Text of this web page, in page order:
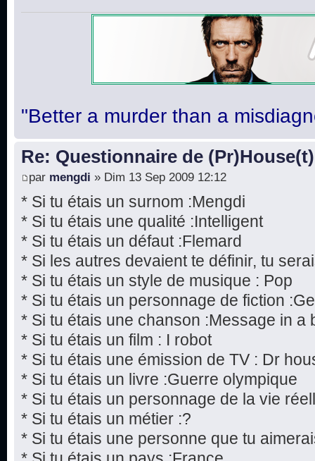
"Better a murder than a
Re: Questionnaire de (Pr)House(t)
par mengdi » Dim 13 Sep 2009 12:12
* Si tu étais un surnom :Mengdi
* Si tu étais une qualité :Intelligent
* Si tu étais un défaut :Flemard
* Si les autres devaient te définir, tu
* Si tu étais un style de musique : Pop
* Si tu étais un personnage de fiction
* Si tu étais une chanson :Message in a
* Si tu étais un film : I robot
* Si tu étais une émission de TV : Dr
* Si tu étais un livre :Guerre olympique
* Si tu étais un personnage de la vie
* Si tu étais un métier :?
* Si tu étais une personne que tu